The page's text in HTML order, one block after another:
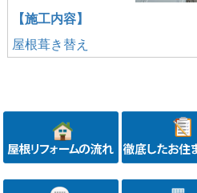
【施工内容】
屋根葺き替え